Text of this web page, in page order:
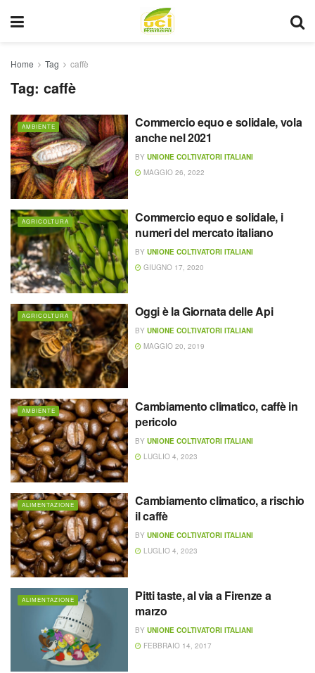
Home Tag caffè
Tag: caffè
AMBIENTE
Commercio equo e solidale, vola
anche nel 2021
BY UNIONE COLTIVATORI ITALIANI
MAGGIO 26, 2022
AGRICOLTURA
Commercio equo e solidale, i
numeri del mercato italiano
BY UNIONE COLTIVATORI ITALIANI
GIUGNO 17, 2020
AGRICOLTURA Oggi è la Giornata delle Api
BY UNIONE COLTIVATORI ITALIANI
MAGGIO 20, 2019
AMBIENTE
Cambiamento climatico, caffè in
pericolo
BY UNIONE COLTIVATORI ITALIANI
LUGLIO 4, 2023
ALIMENTAZIONE
Cambiamento climatico, a rischio
il caffè
BY UNIONE COLTIVATORI ITALIANI
LUGLIO 4, 2023
ALIMENTAZIONE
Pitti taste, al via a Firenze a
marzo
BY UNIONE COLTIVATORI ITALIANI
FEBBRAIO 14, 2017